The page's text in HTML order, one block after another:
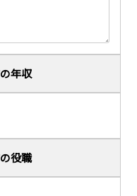
年収
役職